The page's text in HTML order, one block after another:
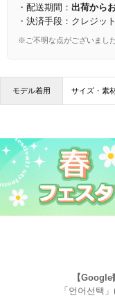
・配送期間： 出荷から
・決済手段：クレジッ
※ご不明な点がございまし
モデル着用 サイズ・素
【Google
「언어선택